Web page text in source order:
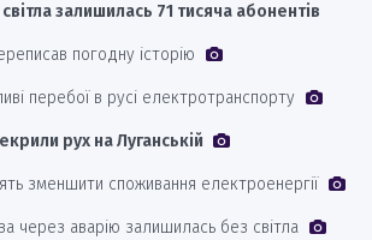
залишилась 71 тисяча абонентів
погодну історію
перебої в русі електротранспорту
рух на Луганській
зменшити споживання електроенергії
через аварію залишилась без світла